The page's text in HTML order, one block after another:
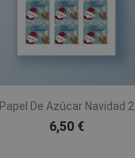
Papel De Azúcar Navidad 2
6,50 €